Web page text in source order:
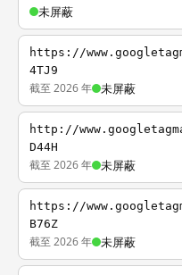
未屏蔽
https://
4TJ9
截至 2026 年 未屏蔽
http://
D44H
截至 2026 年 未屏蔽
https://
B76Z
截至 2026 年 未屏蔽